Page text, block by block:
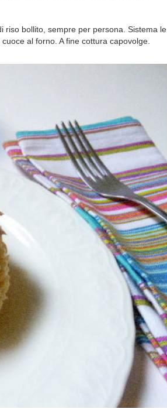
riso bollito, sempre per persona. Sistema le
al forno. A fine cottura capovolge.